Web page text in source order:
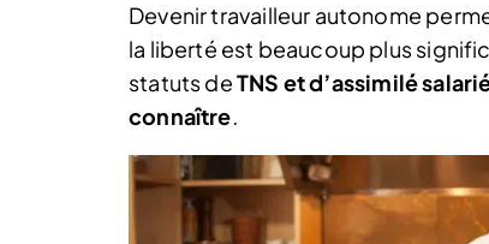
Devenir travailleur autonome
la liberté est beaucoup plus
statuts deTNS et d’assimilé
connaître.